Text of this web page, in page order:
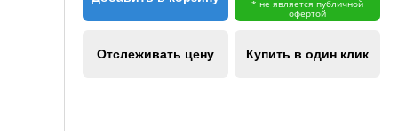
* не является публичной
офертой
Отслеживать цену Купить в один клик